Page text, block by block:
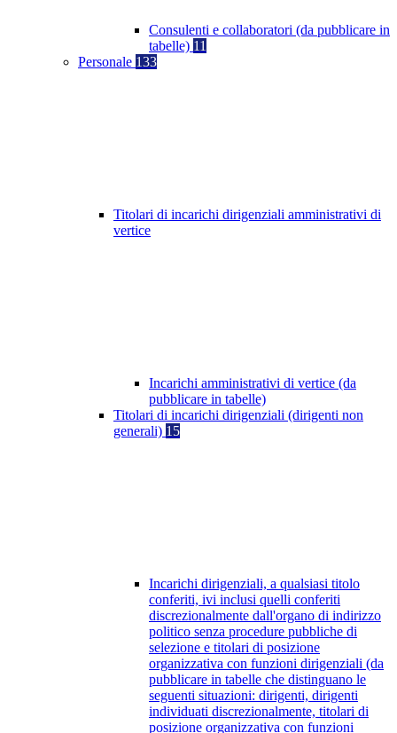
Consulenti e collaboratori (da pubblicare in
tabelle) 11
Personale 133
Titolari di incarichi dirigenziali amministrativi di
vertice
Incarichi amministrativi di vertice (da
pubblicare in tabelle)
Titolari di incarichi dirigenziali (dirigenti non
generali) 15
Incarichi dirigenziali, a qualsiasi titolo
conferiti, ivi inclusi quelli conferiti
discrezionalmente dall'organo di indirizzo
politico senza procedure pubbliche di
selezione e titolari di posizione
organizzativa con funzioni dirigenziali (da
pubblicare in tabelle che distinguano le
seguenti situazioni: dirigenti, dirigenti
individuati discrezionalmente, titolari di
posizione organizzativa con funzioni